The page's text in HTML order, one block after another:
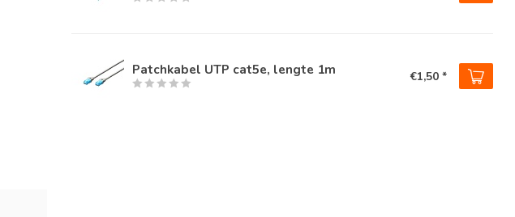
Patchkabel UTP cat5e, lengte 1m €1,50 *